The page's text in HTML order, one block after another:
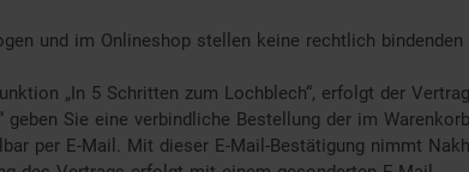
und im Onlineshop stellen keine rechtlich
„In 5 Schritten zum Lochblech“, erfolgt der
geben Sie eine verbindliche Bestellung der im
per E-Mail. Mit dieser E-Mail-Bestätigung nimmt